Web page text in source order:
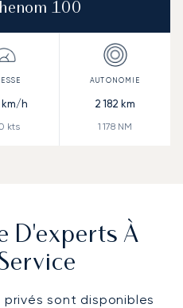
100
km/h
kts
2 182 km
1 178 NM
D'experts À
sont disponibles